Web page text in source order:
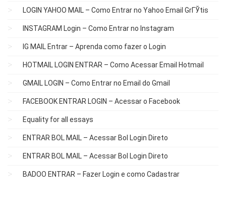
LOGIN YAHOO MAIL – Como Entrar no Yahoo Email GrГЎtis
INSTAGRAM Login – Como Entrar no Instagram
IG MAIL Entrar – Aprenda como fazer o Login
HOTMAIL LOGIN ENTRAR – Como Acessar Email Hotmail
GMAIL LOGIN – Como Entrar no Email do Gmail
FACEBOOK ENTRAR LOGIN – Acessar o Facebook
Equality for all essays
ENTRAR BOL MAIL – Acessar Bol Login Direto
ENTRAR BOL MAIL – Acessar Bol Login Direto
BADOO ENTRAR – Fazer Login e como Cadastrar